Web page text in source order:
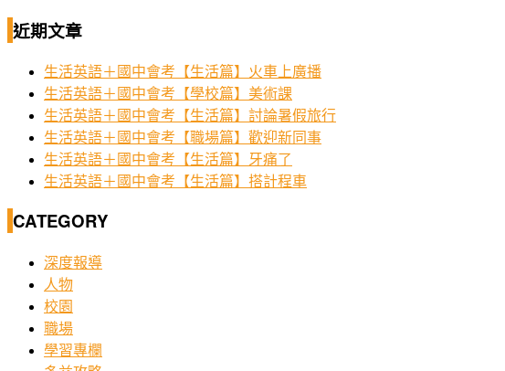
近期文章
生活英語＋國中會考【生活篇】火車上廣播
生活英語＋國中會考【學校篇】美術課
生活英語＋國中會考【生活篇】討論暑假旅行
生活英語＋國中會考【職場篇】歡迎新同事
生活英語＋國中會考【生活篇】牙痛了
生活英語＋國中會考【生活篇】搭計程車
CATEGORY
深度報導
人物
校園
職場
學習專欄